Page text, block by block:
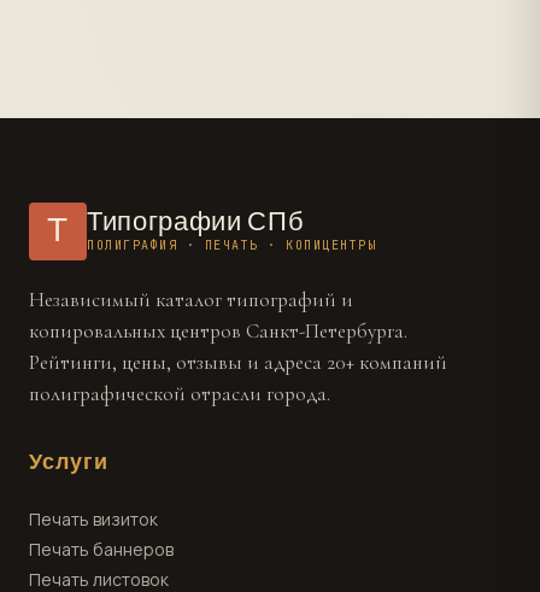
Т Типографии СПб
ПОЛИГРАФИЯ · ПЕЧАТЬ · КОПИЦЕНТРЫ
Независимый каталог типографий и
копировальных центров Санкт-Петербурга.
Рейтинги, цены, отзывы и адреса 20+ компаний
полиграфической отрасли города.
Услуги
Печать визиток
Печать баннеров
Печать листовок